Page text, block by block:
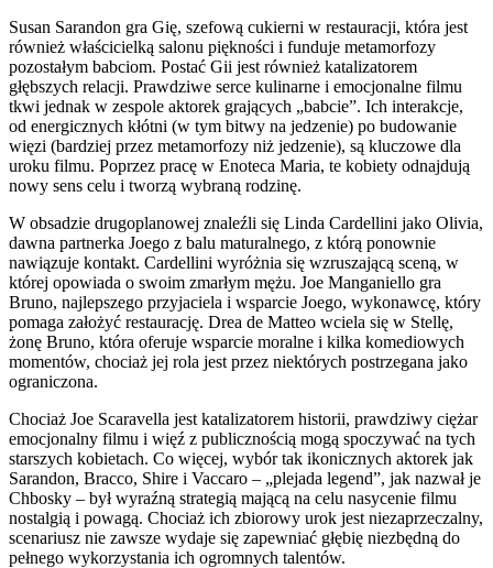
Susan Sarandon gra Gię, szefową cukierni w restauracji, która jest
również właścicielką salonu piękności i funduje metamorfozy
pozostałym babciom. Postać Gii jest również katalizatorem
głębszych relacji. Prawdziwe serce kulinarne i emocjonalne filmu
tkwi jednak w zespole aktorek grających „babcie”. Ich interakcje,
od energicznych kłótni (w tym bitwy na jedzenie) po budowanie
więzi (bardziej przez metamorfozy niż jedzenie), są kluczowe dla
uroku filmu. Poprzez pracę w Enoteca Maria, te kobiety odnajdują
nowy sens celu i tworzą wybraną rodzinę.
W obsadzie drugoplanowej znaleźli się Linda Cardellini jako Olivia,
dawna partnerka Joego z balu maturalnego, z którą ponownie
nawiązuje kontakt. Cardellini wyróżnia się wzruszającą sceną, w
której opowiada o swoim zmarłym mężu. Joe Manganiello gra
Bruno, najlepszego przyjaciela i wsparcie Joego, wykonawcę, który
pomaga założyć restaurację. Drea de Matteo wciela się w Stellę,
żonę Bruno, która oferuje wsparcie moralne i kilka komediowych
momentów, chociaż jej rola jest przez niektórych postrzegana jako
ograniczona.
Chociaż Joe Scaravella jest katalizatorem historii, prawdziwy ciężar
emocjonalny filmu i więź z publicznością mogą spoczywać na tych
starszych kobietach. Co więcej, wybór tak ikonicznych aktorek jak
Sarandon, Bracco, Shire i Vaccaro – „plejada legend”, jak nazwał je
Chbosky – był wyraźną strategią mającą na celu nasycenie filmu
nostalgią i powagą. Chociaż ich zbiorowy urok jest niezaprzeczalny,
scenariusz nie zawsze wydaje się zapewniać głębię niezbędną do
pełnego wykorzystania ich ogromnych talentów.